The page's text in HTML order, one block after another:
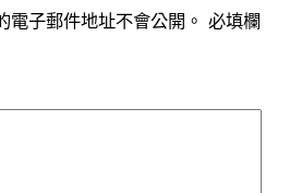
電子郵件地址不會公開。 必填欄